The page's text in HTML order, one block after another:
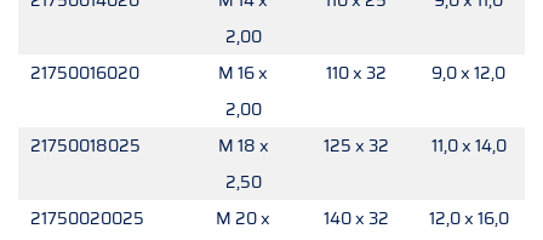
2,00
21750016020
M 16 x
2,00
110 x 32 9,0 x 12,0
21750018025
M 18 x
2,50
125 x 32 11,0 x 14,0
21750020025
M 20 x
140 x 32 12,0 x 16,0